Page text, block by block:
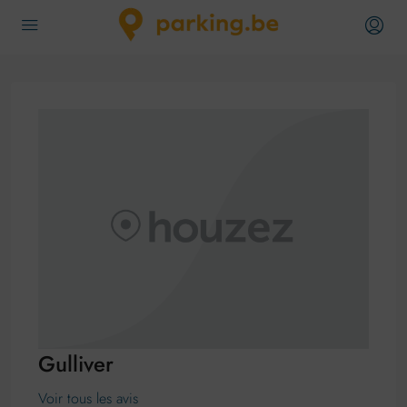
Gulliver
Voir tous les avis